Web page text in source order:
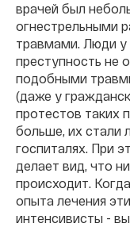
врачей был
огнестрельными
травмами. Люди у
преступность не
подобными
(даже у
протестов таких
больше, их стали
госпиталях. При
делает вид, что
происходит.
опыта лечения
интенсивисты -